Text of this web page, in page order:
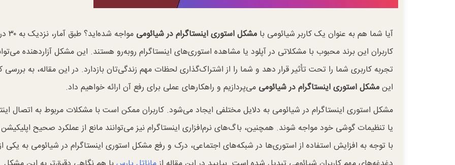
آیا شما هم به عنوان یک کاربر شیائومی با مشکل استوری اینستاگرام در شیائومی
مواجه
کاربران این برند محبوب با مشکلاتی در آپلود یا مشاهده استوری‌های اینستاگرام روبه‌رو هستند. این مشکل آزاردهنده
تجربه کاربری شما را تحت تأثیر قرار دهد و شما را از اشتراک‌گذاری لحظات مهم زندگی‌تان بازدارد. در این مقاله، به بررسی
اینمشکل استوری اینستاگرام در شیائومی می‌پردازیم و راهکارهای عملی برای رفع آن ارائه خواهیم داد.
مشکل استوری اینستاگرام در شیائومی به دلایل مختلفی ایجاد می‌شود. کاربران ممکن است با مشکلات مربوط به اتصال
یا تنظیمات گوشی خود مواجه شوند. همچنین، باگ‌های نرم‌افزاری اینستاگرام نیز می‌توانند مانع از عملکرد صحیح
با توجه به افزایش استفاده از استوری‌ها در شبکه‌های اجتماعی، درک و رفع مشکل استوری اینستاگرام در شیائومی به یکی